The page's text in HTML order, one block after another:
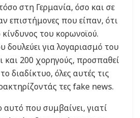
στη Γερμανία, όσο και σε
επιστήμονες που είπαν, ότι
του κορωνοϊού.
για λογαριασμό του
και 200 χορηγούς, προσπαθεί
διαδίκτυο, όλες αυτές τις
τες fake news.
αυτό που συμβαίνει, γιατί